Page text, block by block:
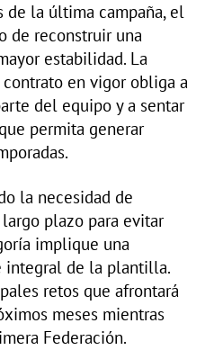
de la última campaña, el
de reconstruir una
estabilidad. La
en vigor obliga a
del equipo y a sentar
permita generar
la necesidad de
plazo para evitar
implique una
integral de la plantilla.
retos que afrontará
meses mientras
Federación.